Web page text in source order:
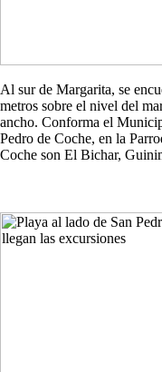
Al sur de Margarita, se
metros sobre el nivel del
ancho. Conforma el
Pedro de Coche, en la
Coche son El Bichar,